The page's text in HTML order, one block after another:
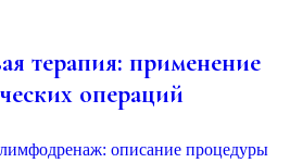
терапия: применение
операций